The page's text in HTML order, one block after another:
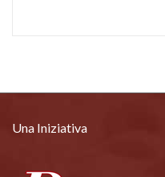
Una Iniziativa